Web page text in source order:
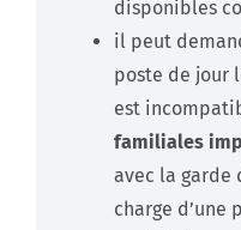
disponibles
il peut
poste de jour
est
familiales
avec la garde
charge d’une